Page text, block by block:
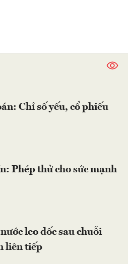
Chỉ số yếu, cổ phiếu
Phép thử cho sức mạnh
leo dốc sau chuỗi
liên tiếp